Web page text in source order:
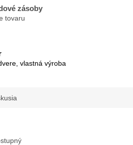
zásoby
tovaru
vlastná výroba